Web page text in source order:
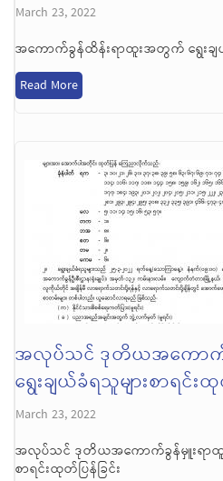
March 23, 2022
အကောက်ခွန်ထိန်းရာထူးအတွက် ရွေးချယ်
Read More
အလုပ်သင် ဒုတိယအကော
ရွေးချယ်ခံရသူများစာရင်းထု
March 23, 2022
အလုပ်သင် ဒုတိယအကောက်ခွန်မှူးရာထူး
စာရင်းထုတ်ပြန်ခြင်း